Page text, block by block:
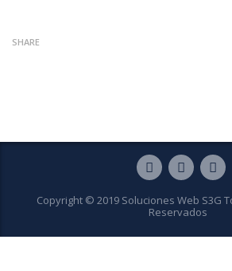
SHARE
Copyright © 2019 Soluciones Web S3G
Reservados